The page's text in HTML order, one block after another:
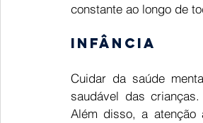
constante ao longo de
Infância
Cuidar da saúde
saudável das
Além disso, a atenção